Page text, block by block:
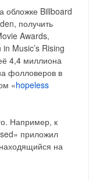
обложке Billboard
получить
Awards,
Music’s Rising
4,4 миллиона
фолловеров в
«hopeless
Например, к
приложил
на